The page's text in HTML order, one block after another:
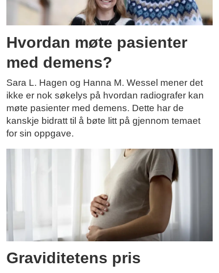
Hvordan møte pasienter
med demens?
Sara L. Hagen og Hanna M. Wessel mener det
ikke er nok søkelys på hvordan radiografer kan
møte pasienter med demens. Dette har de
kanskje bidratt til å bøte litt på gjennom temaet
for sin oppgave.
Graviditetens pris